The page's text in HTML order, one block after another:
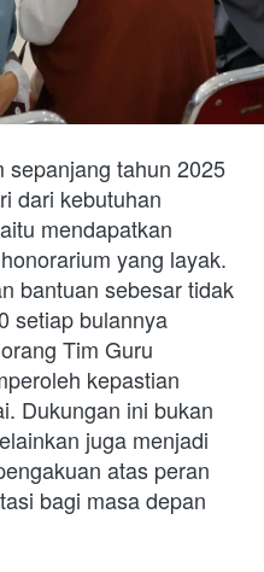
sepanjang tahun 2025
dari kebutuhan
mendapatkan
yang layak.
bantuan sebesar tidak
setiap bulannya
Tim Guru
kepastian
Dukungan ini bukan
juga menjadi
atas peran
bagi masa depan